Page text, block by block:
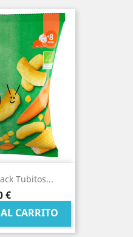
Tubitos...
€
CARRITO